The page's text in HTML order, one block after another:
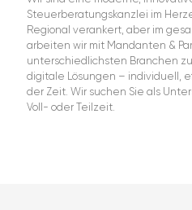
Steuerberatungskanzlei im
Regional verankert, aber im
arbeiten wir mit Mandanten &
unterschiedlichsten Branchen
digitale Lösungen – individuell,
der Zeit. Wir suchen Sie als
Voll- oder Teilzeit.